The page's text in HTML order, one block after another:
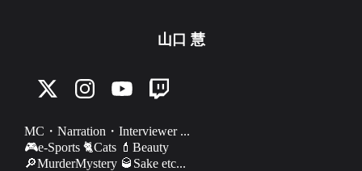
山口 慧
MC・Narration・Interviewer ...
🎮e-Sports 🐈Cats 💄Beauty
🔎MurderMystery 🥃Sake etc...